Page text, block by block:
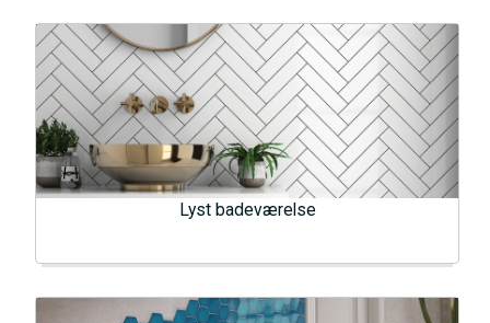
Lyst badeværelse